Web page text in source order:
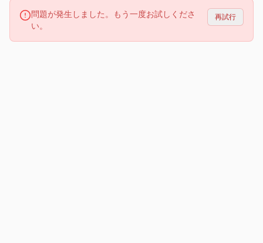
問題が発生しました。もう一度お試しくださ
い。
再試行